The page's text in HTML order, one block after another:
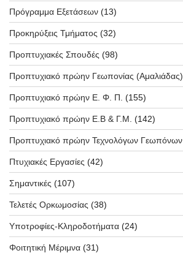
Πρόγραμμα Εξετάσεων (13)
Προκηρύξεις Τμήματος (32)
Προπτυχιακές Σπουδές (98)
Προπτυχιακό πρώην Γεωπονίας (Αμαλιάδας)
Προπτυχιακό πρώην Ε. Φ. Π. (155)
Προπτυχιακό πρώην Ε.Β & Γ.Μ. (142)
Προπτυχιακό πρώην Τεχνολόγων Γεωπόνων
Πτυχιακές Εργασίες (42)
Σημαντικές (107)
Τελετές Ορκωμοσίας (38)
Υποτροφίες-Κληροδοτήματα (24)
Φοιτητική Μέριμνα (31)